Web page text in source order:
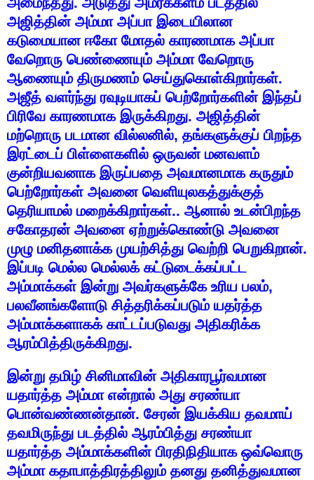
அஜித்தின் அம்மா அப்பா இடையிலான
கடுமையான ஈகோ மோதல் காரணமாக அப்பா
வேறொரு பெண்ணையும் அம்மா வேறொரு
ஆணையும் திருமணம் செய்துகொள்கிறார்கள்.
அஜீத் வளர்ந்து ரவுடியாகப் பெற்றோர்களின் இந்தப்
பிரிவே காரணமாக இருக்கிறது. அஜித்தின்
மற்றொரு படமான வில்லனில், தங்களுக்குப் பிறந்த
இரட்டைப் பிள்ளைகளில் ஒருவன் மனவளம்
குன்றியவனாக இருப்பதை அவமானமாக கருதும்
பெற்றோர்கள் அவனை வெளியுலகத்துக்குத்
தெரியாமல் மறைக்கிறார்கள்.. ஆனால் உடன்பிறந்த
சகோதரன் அவனை ஏற்றுக்கொண்டு அவனை
முழு மனிதனாக்க முயற்சித்து வெற்றி பெறுகிறான்.
இப்படி மெல்ல மெல்லக் கட்டுடைக்கப்பட்ட
அம்மாக்கள் இன்று அவர்களுக்கே உரிய பலம்,
பலவீனங்களோடு சித்தரிக்கப்படும் யதர்த்த
அம்மாக்களாகக் காட்டப்படுவது அதிகரிக்க
ஆரம்பித்திருக்கிறது.
இன்று தமிழ் சினிமாவின் அதிகாரபூர்வமான
யதார்த்த அம்மா என்றால் அது சரண்யா
பொன்வண்ணன்தான். சேரன் இயக்கிய தவமாய்
தவமிருந்து படத்தில் ஆரம்பித்து சரண்யா
யதார்த்த அம்மாக்களின் பிரதிநிதியாக ஒவ்வொரு
அம்மா கதாபாத்திரத்திலும் தனது தனித்துவமான